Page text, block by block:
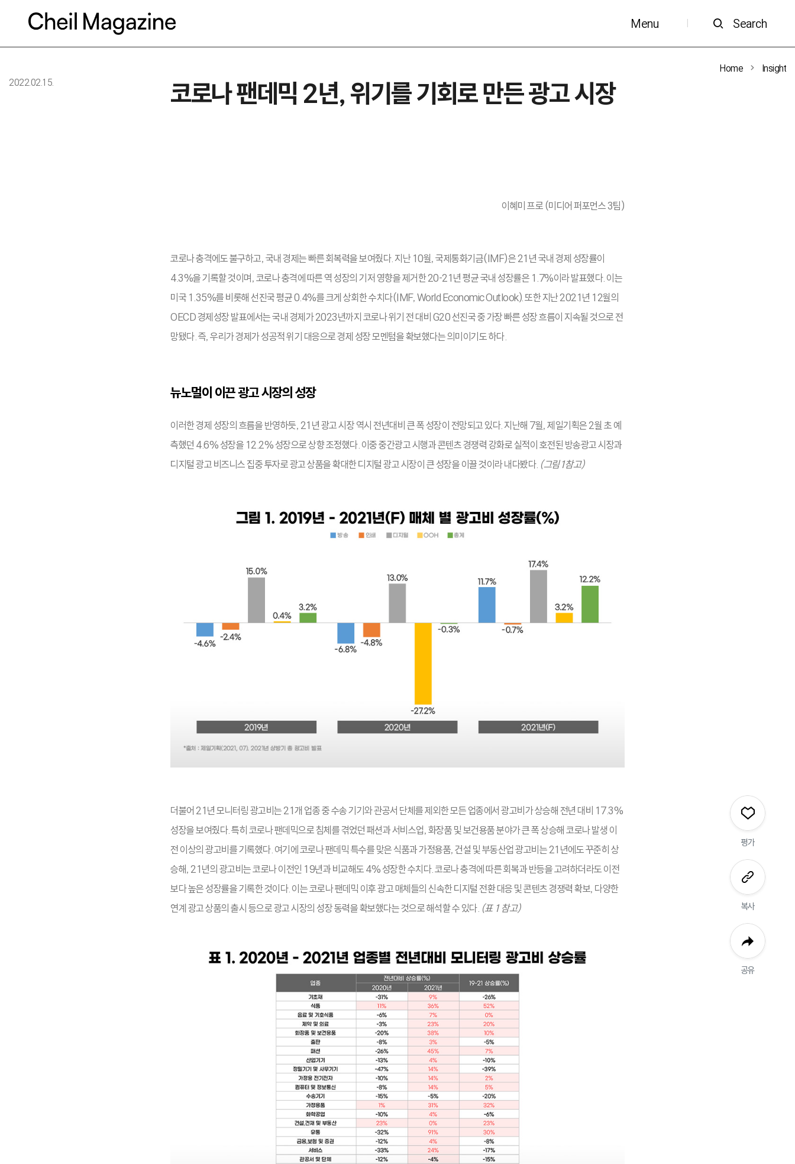
Menu Search
Home
Insight
2022.02.15.
코로나 팬데믹 2년, 위기를 기회로 만든 광고 시장
이혜미 프로 (미디어 퍼포먼스 3팀)
코로나 충격에도 불구하고, 국내 경제는 빠른 회복력을 보여줬다. 지난 10월, 국제통화기금(IMF)은 21년 국내 경제 성장률이
4.3%을 기록할 것이며, 코로나 충격에 따른 역 성장의 기저 영향을 제거한 20-21년 평균 국내 성장률은 1.7%이라 발표했다. 이는
미국 1.35%를 비롯해 선진국 평균 0.4%를 크게 상회한 수치다(IMF, World Economic Outlook). 또한 지난 2021년 12월의
OECD 경제성장 발표에서는 국내 경제가 2023년까지 코로나 위기 전 대비 G20 선진국 중 가장 빠른 성장 흐름이 지속될 것으로 전
망됐다. 즉, 우리가 경제가 성공적 위기 대응으로 경제 성장 모멘텀을 확보했다는 의미이기도 하다.
뉴노멀이 이끈 광고 시장의 성장
이러한 경제 성장의 흐름을 반영하듯, 21년 광고 시장 역시 전년대비 큰 폭 성장이 전망되고 있다. 지난해 7월, 제일기획은 2월 초 예
측했던 4.6% 성장을 12.2% 성장으로 상향 조정했다. 이중 중간광고 시행과 콘텐츠 경쟁력 강화로 실적이 호전된 방송광고 시장과
디지털 광고 비즈니스 집중 투자로 광고 상품을 확대한 디지털 광고 시장이 큰 성장을 이끌 것이라 내다봤다. (그림1참고)
더불어 21년 모니터링 광고비는 21개 업종 중 수송 기기와 관공서 단체를 제외한 모든 업종에서 광고비가 상승해 전년 대비 17.3%
성장을 보여줬다. 특히 코로나 팬데믹으로 침체를 겪었던 패션과 서비스업, 화장품 및 보건용품 분야가 큰 폭 상승해 코로나 발생 이
전 이상의 광고비를 기록했다. 여기에 코로나 팬데믹 특수를 맞은 식품과 가정용품, 건설 및 부동산업 광고비는 21년에도 꾸준히 상
승해, 21년의 광고비는 코로나 이전인 19년과 비교해도 4% 성장한 수치다. 코로나 충격에 따른 회복과 반등을 고려하더라도 이전
보다 높은 성장률을 기록한 것이다. 이는 코로나 팬데믹 이후 광고 매체들의 신속한 디지털 전환 대응 및 콘텐츠 경쟁력 확보, 다양한
연계 광고 상품의 출시 등으로 광고 시장의 성장 동력을 확보했다는 것으로 해석할 수 있다. (표 1 참고)
평가
복사
공유